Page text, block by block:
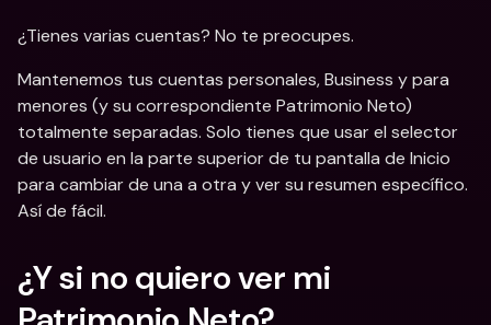
¿Tienes varias cuentas? No te preocupes.
Mantenemos tus cuentas personales, Business y para
menores (y su correspondiente Patrimonio Neto)
totalmente separadas. Solo tienes que usar el selector
de usuario en la parte superior de tu pantalla de Inicio
para cambiar de una a otra y ver su resumen específico.
Así de fácil.
¿Y si no quiero ver mi